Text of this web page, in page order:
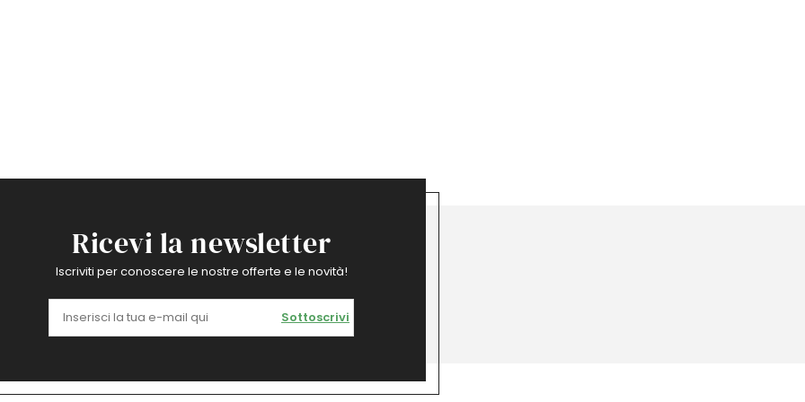
Ricevi la newsletter
Iscriviti per conoscere le nostre offerte e le novità!
Sottoscrivi